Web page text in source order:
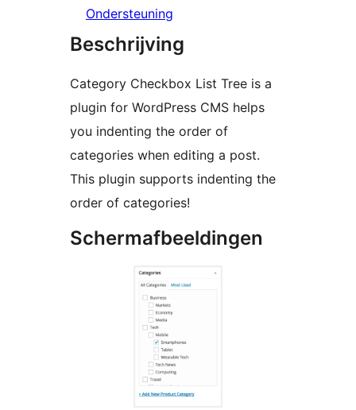
Ondersteuning
Beschrijving
Category Checkbox List Tree is a
plugin for WordPress CMS helps
you indenting the order of
categories when editing a post.
This plugin supports indenting the
order of categories!
Schermafbeeldingen